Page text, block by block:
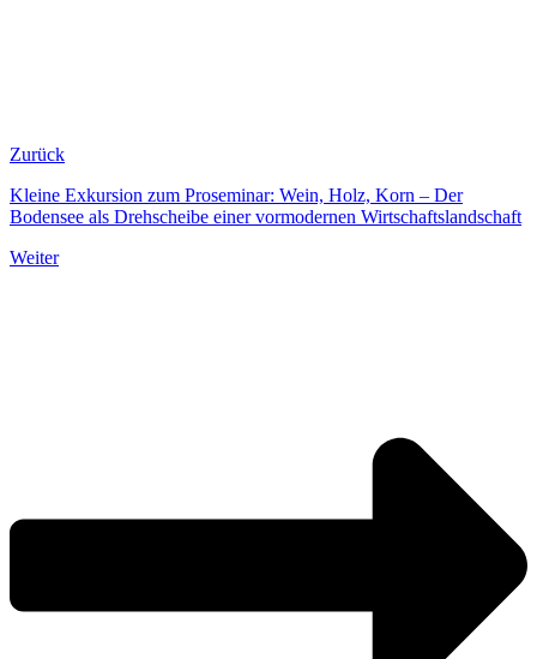
Zurück
Kleine Exkursion zum Proseminar: Wein, Holz, Korn – Der
Bodensee als Drehscheibe einer vormodernen Wirtschaftslandschaft
Weiter